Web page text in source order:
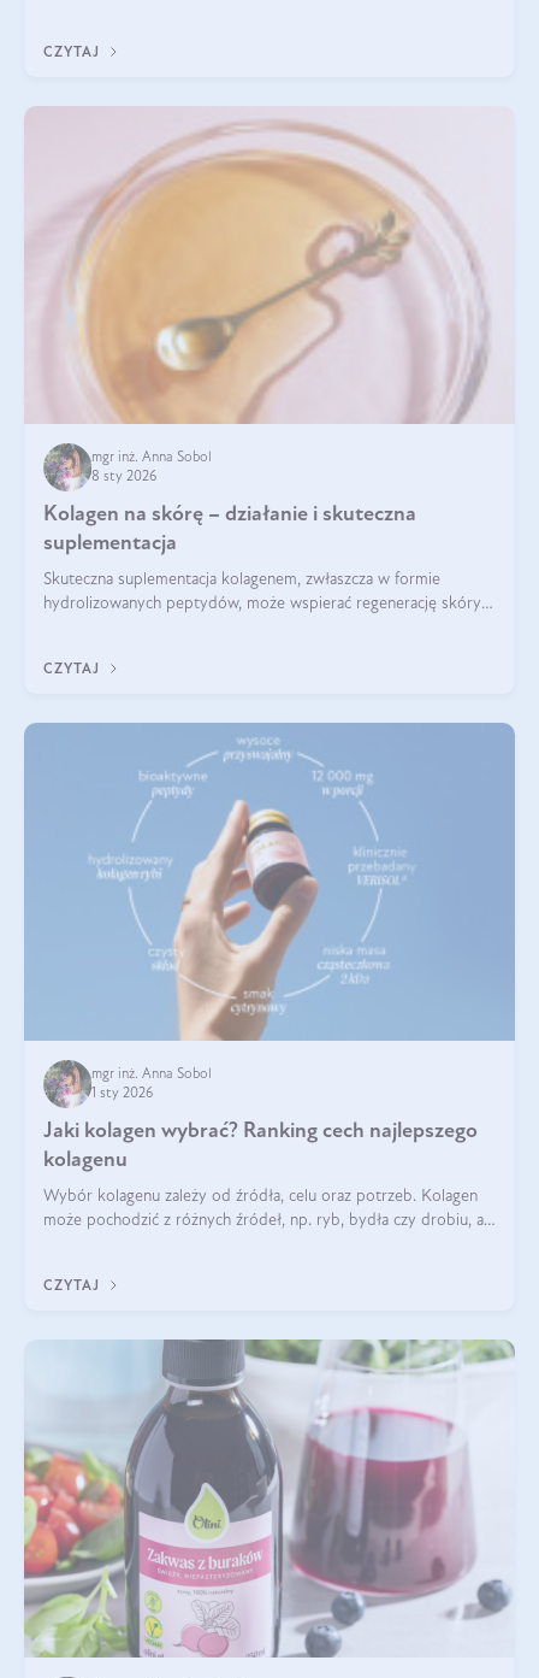
osłabienie włosów.
CZYTAJ
mgr inż. Anna Sobol
8 sty 2026
Kolagen na skórę – działanie i skuteczna
suplementacja
Skuteczna suplementacja kolagenem, zwłaszcza w formie
hydrolizowanych peptydów, może wspierać regenerację skóry i
CZYTAJ
mgr inż. Anna Sobol
1 sty 2026
Jaki kolagen wybrać? Ranking cech najlepszego
kolagenu
Wybór kolagenu zależy od źródła, celu oraz potrzeb. Kolagen
może pochodzić z różnych źródeł, np. ryb, bydła czy drobiu, a
bydlęcy.
CZYTAJ